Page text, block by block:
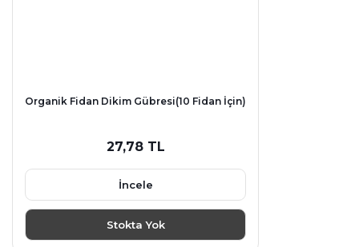
Organik Fidan Dikim Gübresi(10 Fidan İçin)
27,78 TL
İncele
Stokta Yok